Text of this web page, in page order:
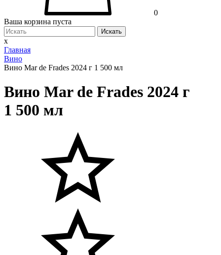
0
Ваша корзина пуста
Искать
x
Главная
Вино
Вино Mar de Frades 2024 г 1 500 мл
Вино Mar de Frades 2024 г
1 500 мл